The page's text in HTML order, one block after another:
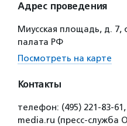
Адрес проведения
Миусская площадь, д. 7,
палата РФ
Посмотреть на карте
Контакты
телефон: (495) 221-83-
media.ru (пресс-